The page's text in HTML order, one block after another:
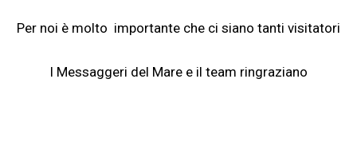
Per noi è molto importante che ci siano tanti visitatori
I Messaggeri del Mare e il team ringraziano